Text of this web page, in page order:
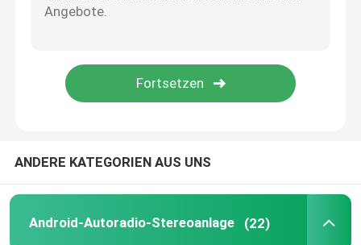
Digital-Schlag-Gruppe
ANDERE KATEGORIEN AUS UNS
Android-Autoradio-Stereoanlage (22)